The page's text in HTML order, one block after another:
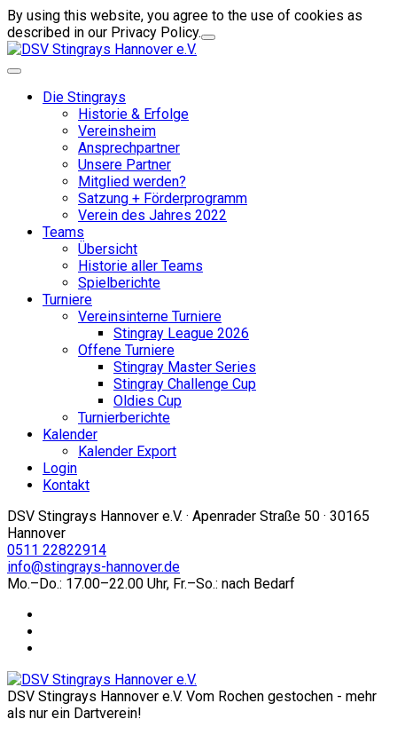
By using this website, you agree to the use of cookies as
described in our Privacy Policy.
Die Stingrays
Historie & Erfolge
Vereinsheim
Ansprechpartner
Unsere Partner
Mitglied werden?
Satzung + Förderprogramm
Verein des Jahres 2022
Teams
Übersicht
Historie aller Teams
Spielberichte
Turniere
Vereinsinterne Turniere
Stingray League 2026
Offene Turniere
Stingray Master Series
Stingray Challenge Cup
Oldies Cup
Turnierberichte
Kalender
Kalender Export
Login
Kontakt
DSV Stingrays Hannover e.V. · Apenrader Straße 50 · 30165
Hannover
0511 22822914
info@stingrays-hannover.de
Mo.–Do.: 17.00–22.00 Uhr, Fr.–So.: nach Bedarf
DSV Stingrays Hannover e.V. Vom Rochen gestochen - mehr
als nur ein Dartverein!